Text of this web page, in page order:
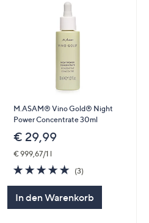
M.ASAM® Vino Gold® Night
Power Concentrate 30ml
€ 29,99
€ 999,67/1 l
5.0
von
5
(3)
In den Warenkorb